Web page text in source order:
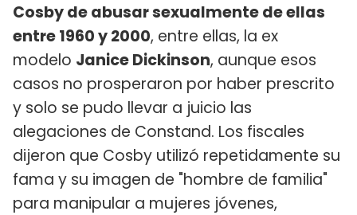
Cosby de abusar sexualmente de ellas
entre 1960 y 2000, entre ellas, la ex
modelo Janice Dickinson, aunque esos
casos no prosperaron por haber prescrito
y solo se pudo llevar a juicio las
alegaciones de Constand. Los fiscales
dijeron que Cosby utilizó repetidamente su
fama y su imagen de "hombre de familia"
para manipular a mujeres jóvenes,